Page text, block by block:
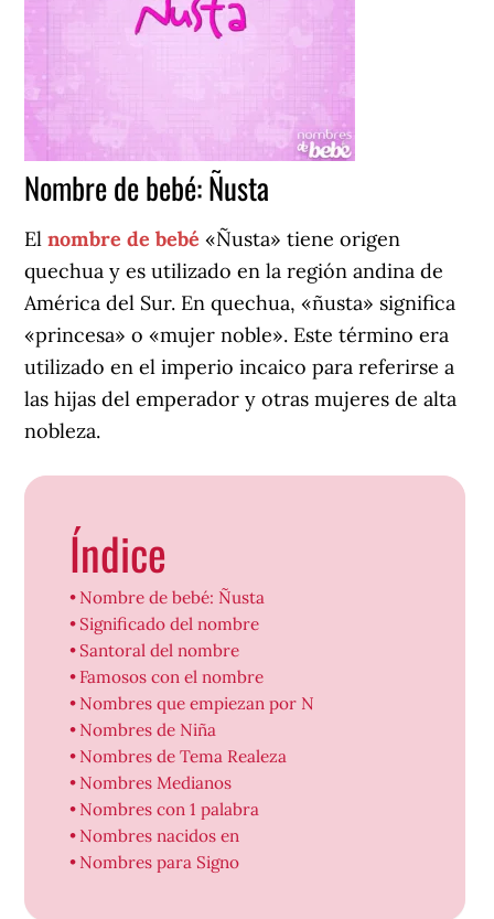
Nombre de bebé: Ñusta
Elnombre de bebé «Ñusta» tiene origen
quechua y es utilizado en la región andina de
América del Sur. En quechua, «ñusta» significa
«princesa» o «mujer noble». Este término era
utilizado en el imperio incaico para referirse a
las hijas del emperador y otras mujeres de alta
nobleza.
Índice
Nombre de bebé: Ñusta
Significado del nombre
Santoral del nombre
Famosos con el nombre
Nombres que empiezan por N
Nombres de Niña
Nombres de Tema Realeza
Nombres Medianos
Nombres con 1 palabra
Nombres nacidos en
Nombres para Signo